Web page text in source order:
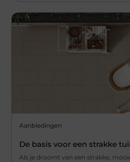
Aanbiedingen
De basis voor een strakke
Als je droomt van een strakke,